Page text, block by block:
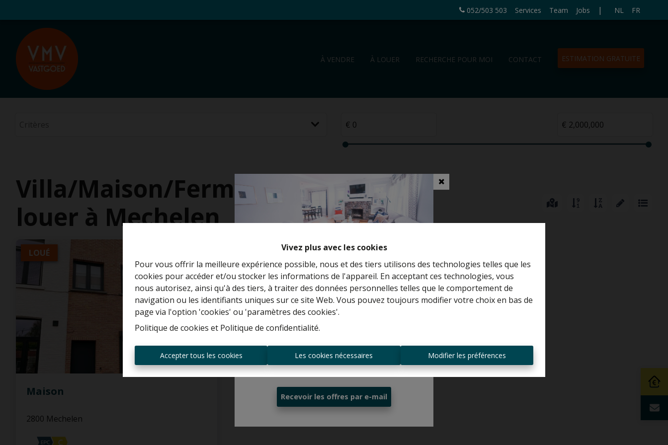
Vivez plus avec les cookies
Pour vous offrir la meilleure expérience possible, nous et des tiers utilisons des technologies telles que les
cookies pour accéder et/ou stocker les informations de l'appareil. En acceptant ces technologies, vous
nous autorisez, ainsi qu'à des tiers, à traiter des données personnelles telles que le comportement de
navigation ou les identifiants uniques sur ce site Web. Vous pouvez toujours modifier votre choix en bas de
page via l'option 'cookies' ou 'paramètres des cookies'.
Politique de cookies et Politique de confidentialité.
Accepter tous les cookies Les cookies nécessaires Modifier les préférences
052/503 503 Services Team Jobs | NL FR
À VENDRE À LOUER RECHERCHE POUR MOI CONTACT ESTIMATION GRATUITE
Villa/Maison/Ferme à
louer à Mechelen
LOUÉ
Maison
2800 Mechelen
Curieux de connaître la valeur de votre
maison ?
Estimation gratuite
Toujours être le premier informé des
nouvelles offres ?
Recevoir les offres par e-mail